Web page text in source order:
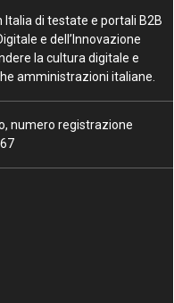
Italia di testate e portali B2B
e dell’Innovazione
la cultura digitale e
amministrazioni italiane.
numero registrazione